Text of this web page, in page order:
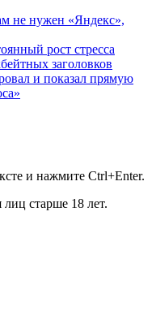
не нужен «Яндекс»,
рост стресса
заголовков
и показал прямую
и нажмите Ctrl+Enter.
старше 18 лет.